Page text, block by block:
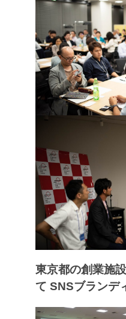
東京都の創業施
て SNSブランデ